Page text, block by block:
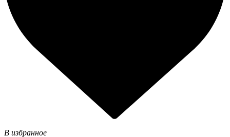
В избранное